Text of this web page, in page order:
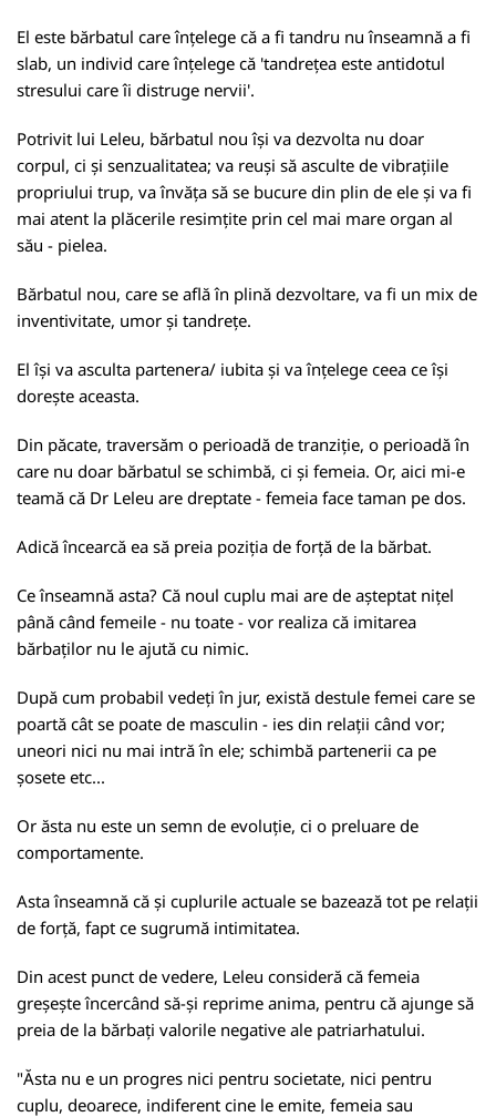
El este bărbatul care înțelege că a fi tandru nu înseamnă a fi
slab, un individ care înțelege că 'tandrețea este antidotul
stresului care îi distruge nervii'.
Potrivit lui Leleu, bărbatul nou își va dezvolta nu doar
corpul, ci și senzualitatea; va reuși să asculte de vibrațiile
propriului trup, va învăța să se bucure din plin de ele și va fi
mai atent la plăcerile resimțite prin cel mai mare organ al
său - pielea.
Bărbatul nou, care se află în plină dezvoltare, va fi un mix de
inventivitate, umor și tandrețe.
El își va asculta partenera/ iubita și va înțelege ceea ce își
dorește aceasta.
Din păcate, traversăm o perioadă de tranziție, o perioadă în
care nu doar bărbatul se schimbă, ci și femeia. Or, aici mi-e
teamă că Dr Leleu are dreptate - femeia face taman pe dos.
Adică încearcă ea să preia poziția de forță de la bărbat.
Ce înseamnă asta? Că noul cuplu mai are de așteptat nițel
până când femeile - nu toate - vor realiza că imitarea
bărbaților nu le ajută cu nimic.
După cum probabil vedeți în jur, există destule femei care se
poartă cât se poate de masculin - ies din relații când vor;
uneori nici nu mai intră în ele; schimbă partenerii ca pe
șosete etc...
Or ăsta nu este un semn de evoluție, ci o preluare de
comportamente.
Asta înseamnă că și cuplurile actuale se bazează tot pe relații
de forță, fapt ce sugrumă intimitatea.
Din acest punct de vedere, Leleu consideră că femeia
greșește încercând să-și reprime anima, pentru că ajunge să
preia de la bărbați valorile negative ale patriarhatului.
"Ăsta nu e un progres nici pentru societate, nici pentru
cuplu, deoarece, indiferent cine le emite, femeia sau